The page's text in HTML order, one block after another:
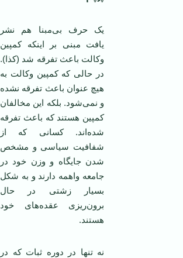
یک حرف بی‌مبنا هم نشر
یافت مبنی بر اینکه کمپین
وکالت باعث تفرقه شد (کذا).
در حالی که کمپین وکالت به
هیچ عنوان باعث تفرقه نشده
و نمی‌شود. بلکه این مخالفان
کمپین هستند که باعث تفرقه
شده‌اند. کسانی که از
شفافیت سیاسی و مشخص
شدن جایگاه و وزن خود در
جامعه واهمه دارند و به شکل
بسیار زشتی در حال
برون‌ریزی عقده‌های خود
هستند.
نه تنها در دوره ثبات که در